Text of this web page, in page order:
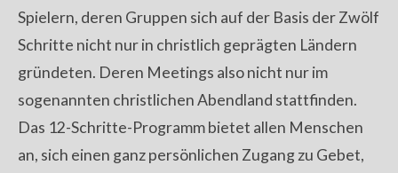
Spielern, deren Gruppen sich auf der Basis der Zwölf
Schritte nicht nur in christlich geprägten Ländern
gründeten. Deren Meetings also nicht nur im
sogenannten christlichen Abendland stattfinden.
Das 12-Schritte-Programm bietet allen Menschen
an, sich einen ganz persönlichen Zugang zu Gebet,